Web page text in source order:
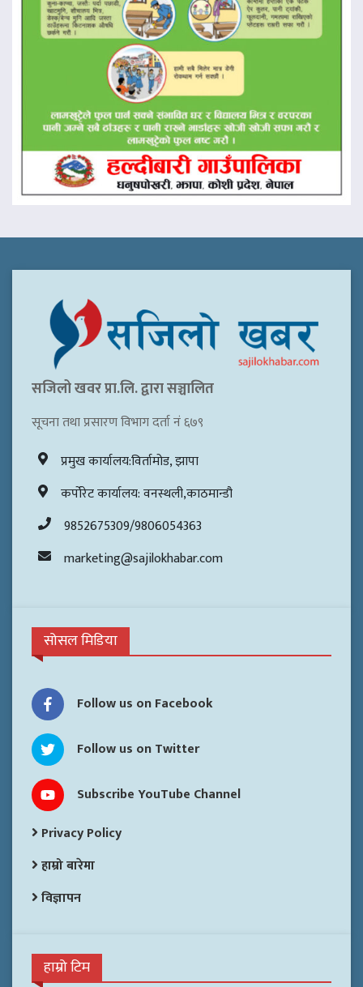
सजिलो खवर प्रा.लि. द्वारा सञ्चालित
सूचना तथा प्रसारण विभाग दर्ता नं ६७९
प्रमुख कार्यालय:विर्तामोड, झापा
कर्पोरेट कार्यालय: वनस्थली,काठमान्डौ
9852675309/9806054363
marketing@sajilokhabar.com
सोसल मिडिया
Follow us on Facebook
Follow us on Twitter
Subscribe YouTube Channel
Privacy Policy
हाम्रो बारेमा
विज्ञापन
हाम्रो टिम